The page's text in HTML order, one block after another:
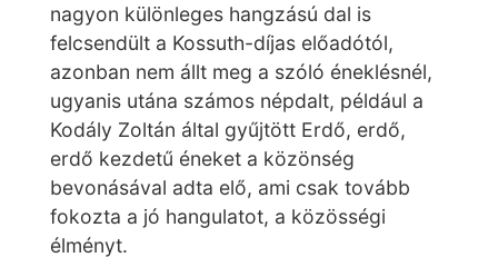
nagyon különleges hangzású dal is
felcsendült a Kossuth-díjas előadótól,
azonban nem állt meg a szóló éneklésnél,
ugyanis utána számos népdalt, például a
Kodály Zoltán által gyűjtött Erdő, erdő,
erdő kezdetű éneket a közönség
bevonásával adta elő, ami csak tovább
fokozta a jó hangulatot, a közösségi
élményt.